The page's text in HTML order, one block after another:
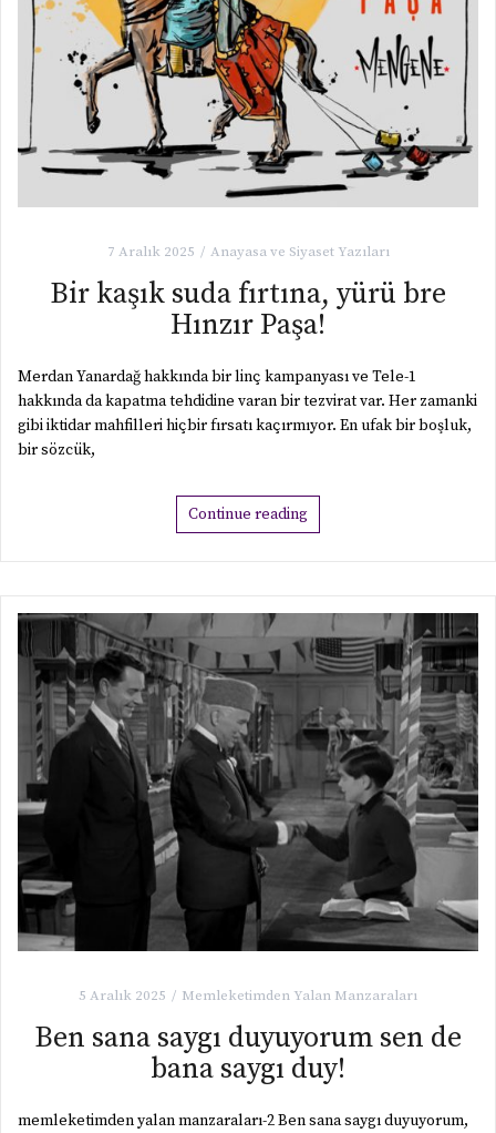
7 Aralık 2025 Anayasa ve Siyaset Yazıları
Bir kaşık suda fırtına, yürü bre
Hınzır Paşa!
Merdan Yanardağ hakkında bir linç kampanyası ve Tele-1
hakkında da kapatma tehdidine varan bir tezvirat var. Her zamanki
5 Aralık 2025 Memleketimden Yalan Manzaraları
Ben sana saygı duyuyorum sen de
bana saygı duy!